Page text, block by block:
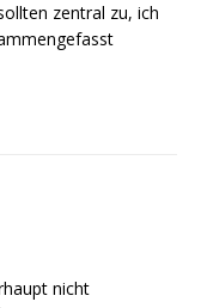
zentral zu, ich
nicht